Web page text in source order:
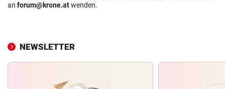
an forum@krone.atwenden.
NEWSLETTER